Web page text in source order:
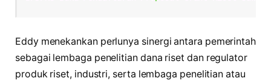
Eddy menekankan perlunya sinergi antara pemerintah
sebagai lembaga penelitian dana riset dan regulator
produk riset, industri, serta lembaga penelitian atau